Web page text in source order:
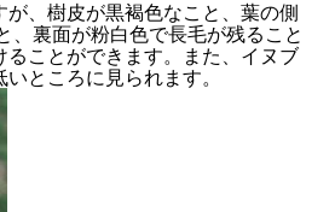
、樹皮が黒褐色なこと、葉の側
、裏面が粉白色で長毛が残ること
ことができます。また、イヌブ
ところに見られます。